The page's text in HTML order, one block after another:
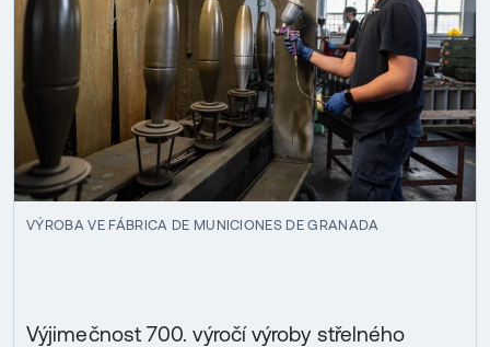
VÝROBA VE FÁBRICA DE MUNICIONES DE GRANADA
Výjimečnost 700. výročí výroby střelného